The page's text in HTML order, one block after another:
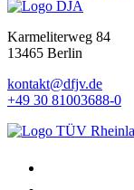
Karmeliterweg 84
13465 Berlin
kontakt@dfjv.de
+49 30 81003688-0